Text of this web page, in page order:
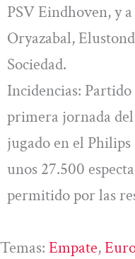
PSV Eindhoven, y
Oryazabal,
Sociedad.
Incidencias:
primera jornada
jugado en el
unos 27.500
permitido por las
Temas: Empate,